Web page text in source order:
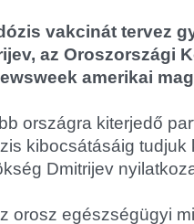
vakcinát tervez
az Oroszországi
amerikai
országra kiterjedő
kibocsátásáig tudjuk
Dmitrijev
orosz egészségügyi